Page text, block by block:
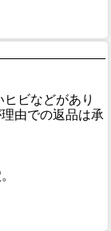
ビなどがあり
由での返品は承